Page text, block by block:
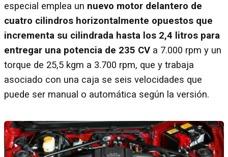
especial emplea un nuevo motor delantero de
cuatro cilindros horizontalmente opuestos que
incrementa su cilindrada hasta los 2,4 litros para
entregar una potencia de 235 CV a 7.000 rpm y un
torque de 25,5 kgm a 3.700 rpm, que y trabaja
asociado con una caja se seis velocidades que
puede ser manual o automática según la versión.